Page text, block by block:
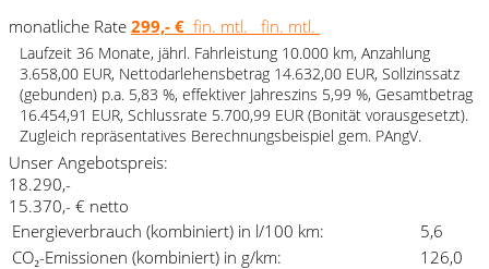
monatliche Rate 299,- € fin. mtl. fin. mtl.
Laufzeit 36 Monate, jährl. Fahrleistung 10.000 km, Anzahlung
3.658,00 EUR, Nettodarlehensbetrag 14.632,00 EUR, Sollzinssatz
(gebunden) p.a. 5,83 %, effektiver Jahreszins 5,99 %, Gesamtbetrag
16.454,91 EUR, Schlussrate 5.700,99 EUR (Bonität vorausgesetzt).
Zugleich repräsentatives Berechnungsbeispiel gem. PAngV.
Unser Angebotspreis:
18.290,-
15.370,- € netto
Energieverbrauch (kombiniert) in l/100 km:
5,6
CO₂-Emissionen (kombiniert) in g/km:
126,0